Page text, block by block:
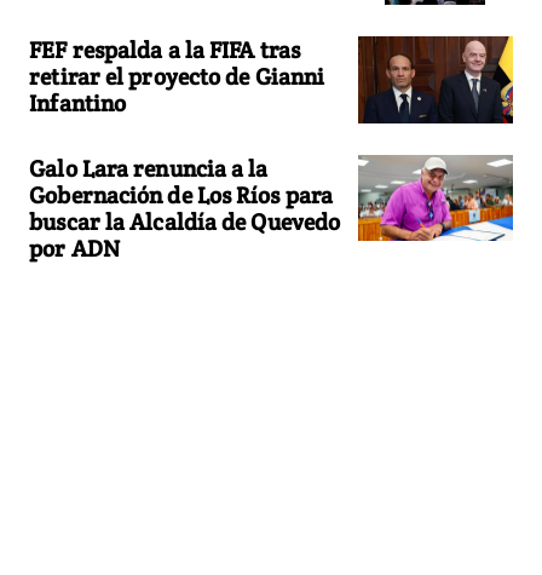
FEF respalda a la FIFA tras
retirar el proyecto de Gianni
Infantino
Galo Lara renuncia a la
Gobernación de Los Ríos para
buscar la Alcaldía de Quevedo
por ADN